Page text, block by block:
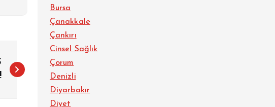
Bursa
Çanakkale
Çankırı
Cinsel Sağlık
Çorum
Denizli
Diyarbakır
Diyet